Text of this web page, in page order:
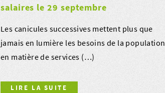
salaires le 29 septembre
Les canicules successives mettent plus que
jamais en lumière les besoins de la population
en matière de services (…)
LIRE LA SUITE